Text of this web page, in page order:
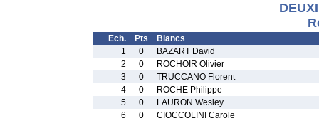
Ech. Pts
Blancs
1
0
BAZART David
2
0
ROCHOIR Olivier
3
0
TRUCCANO Florent
4
0
ROCHE Philippe
5
0
LAURON Wesley
6
0
CIOCCOLINI Carole